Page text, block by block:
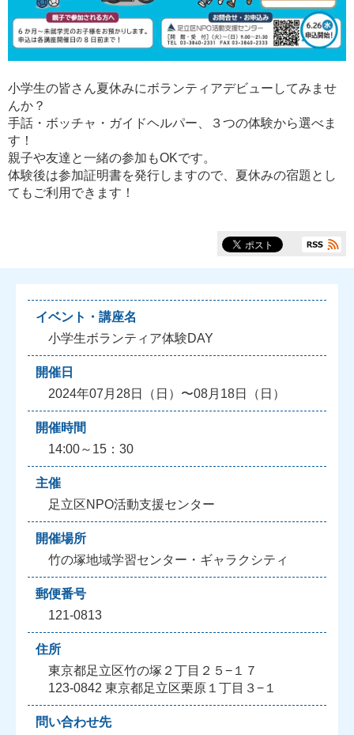
小学生の皆さん夏休みにボランティアデビューしてみませ
んか？
手話・ボッチャ・ガイドヘルパー、３つの体験から選べま
す！
親子や友達と一緒の参加もOKです。
体験後は参加証明書を発行しますので、夏休みの宿題とし
てもご利用できます！
イベント・講座名
小学生ボランティア体験DAY
開催日
2024年07月28日（日）〜08月18日（日）
開催時間
14:00～15：30
主催
足立区NPO活動支援センター
開催場所
竹の塚地域学習センター・ギャラクシティ
郵便番号
121-0813
住所
東京都足立区竹の塚２丁目２５−１７
123-0842 東京都足立区栗原１丁目３−１
問い合わせ先